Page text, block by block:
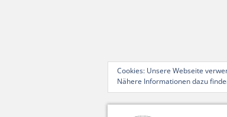
Cookies: Unsere Webseite
Nähere Informationen dazu